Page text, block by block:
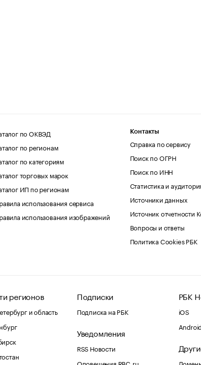
по ОКВЭД
по регионам
по категориям
торговых марок
ИП по регионам
использования сервиса
использования изображений
Контакты
Справка по сервису
Поиск по ОГРН
Поиск по ИНН
Статистика и
Источники данных
Источник отчетности
Вопросы и ответы
Политика Cookies РБК
регионов
и область
Подписки
Подписка на РБК
Уведомления
RSS Новости
Оповещения RBC.ru
РБК
iOS